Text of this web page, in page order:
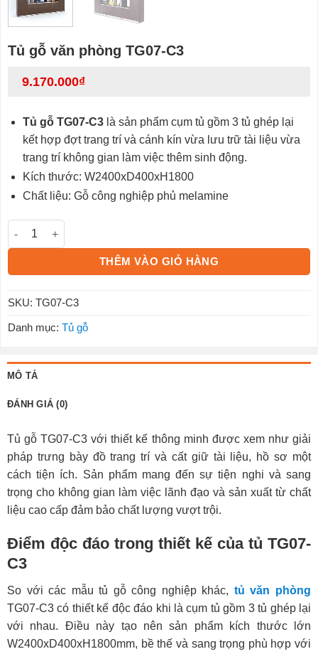
Tủ gỗ văn phòng TG07-C3
9.170.000₫
Tủ gỗ TG07-C3là sản phẩm cụm tủ gồm 3 tủ ghép lại
kết hợp đợt trang trí và cánh kín vừa lưu trữ tài liệu vừa
trang trí không gian làm việc thêm sinh động.
Kích thước: W2400xD400xH1800
Chất liệu: Gỗ công nghiệp phủ melamine
Tủ gỗ văn phòng TG07-C3 số lượng
THÊM VÀO GIỎ HÀNG
SKU: TG07-C3
Danh mục: Tủ gỗ
MÔ TẢ
ĐÁNH GIÁ (0)
Tủ gỗ TG07-C3 với thiết kế thông minh được xem như giải
pháp trưng bày đồ trang trí và cất giữ tài liệu, hồ sơ một
cách tiện ích. Sản phẩm mang đến sự tiện nghi và sang
trọng cho không gian làm việc lãnh đạo và sản xuất từ chất
liệu cao cấp đảm bảo chất lượng vượt trội.
Điểm độc đáo trong thiết kế của tủ TG07-
C3
So với các mẫu tủ gỗ công nghiệp khác, tủ văn phòng
TG07-C3 có thiết kế độc đáo khi là cụm tủ gồm 3 tủ ghép lại
với nhau. Điều này tạo nên sản phẩm kích thước lớn
W2400xD400xH1800mm, bề thế và sang trọng phù hợp với